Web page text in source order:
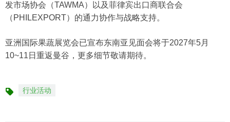
发市场协会（TAWMA）以及菲律宾出口商联合会
（PHILEXPORT）的通力协作与战略支持。
亚洲国际果蔬展览会已宣布东南亚见面会将于2027年5月
10~11日重返曼谷，更多细节敬请期待。
标 行业活动